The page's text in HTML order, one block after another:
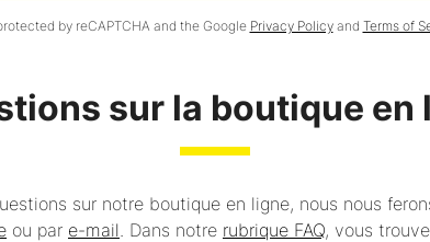
by reCAPTCHA and the Google Privacy Policyand Terms of
sur la boutique en
sur notre boutique en ligne, nous nous
ou par e-mail . Dans notre rubrique FAQ, vous